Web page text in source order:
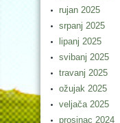
rujan 2025
srpanj 2025
lipanj 2025
svibanj 2025
travanj 2025
ožujak 2025
veljača 2025
prosinac 2024